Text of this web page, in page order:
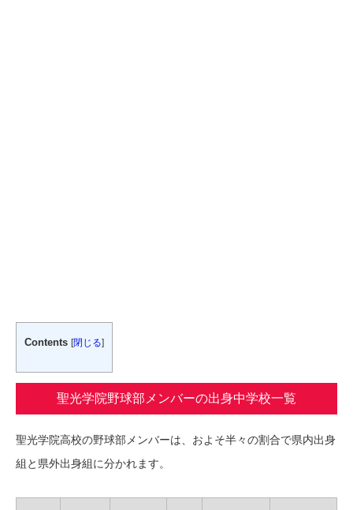
Contents [閉じる]
聖光学院野球部メンバーの出身中学校一覧
聖光学院高校の野球部メンバーは、およそ半々の割合で県内出身
組と県外出身組に分かれます。